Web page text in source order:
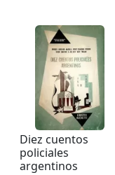
Diez cuentos
policiales
argentinos